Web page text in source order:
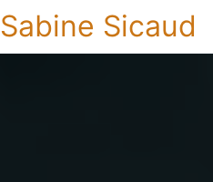
Sabine Sicaud